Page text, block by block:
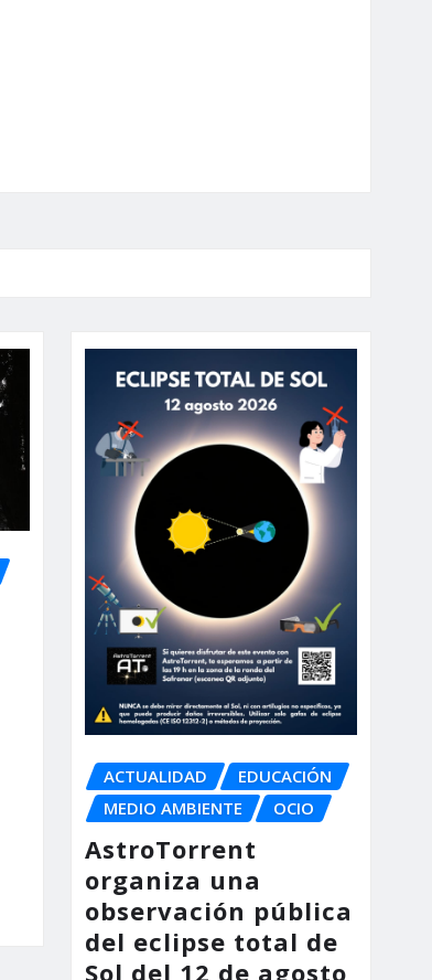
ACTUALIDAD
EDUCACIÓN
MEDIO AMBIENTE
OCIO
AstroTorrent
organiza una
observación pública
del eclipse total de
Sol del 12 de agosto